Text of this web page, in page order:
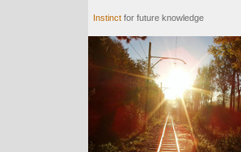
Instinctfor future knowledge